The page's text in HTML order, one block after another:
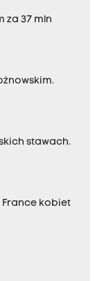
za 37 mln
stawach.
kobiet